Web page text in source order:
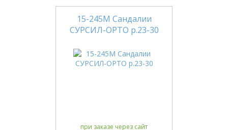
15-245М Сандалии
СУРСИЛ-ОРТО р.23-30
при заказе через сайт